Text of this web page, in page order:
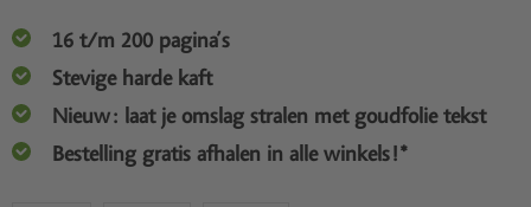
16 t/m 200 pagina’s
Stevige harde kaft
Nieuw: laat je omslag stralen met goudfolie tekst
Bestelling gratis afhalen in alle winkels!*